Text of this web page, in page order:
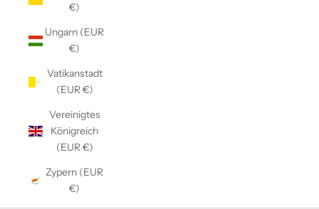
€)
Ungarn (EUR
€)
Vatikanstadt
(EUR €)
Vereinigtes
Königreich
(EUR €)
Zypern (EUR
€)